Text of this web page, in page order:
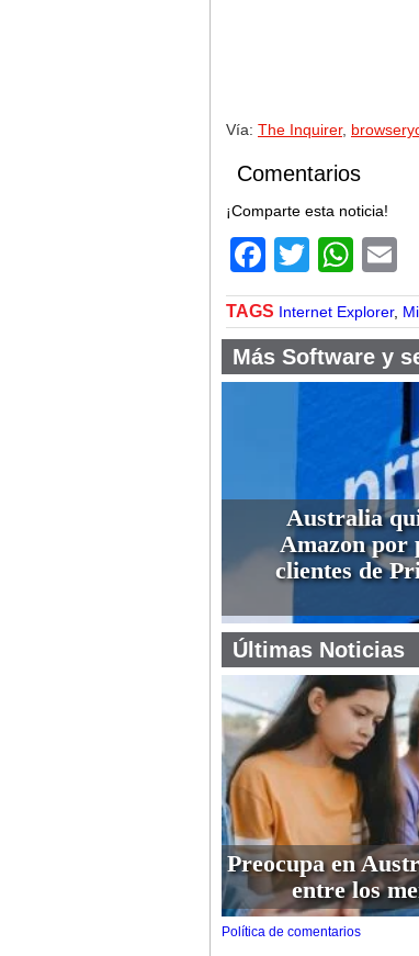
Vía: The Inquirer,
Comentarios
¡Comparte esta noticia!
Facebook
Twitter
TAGS Internet Explorer,
Más Software y
Australia
Amazon por
clientes de
Últimas Noticias
Preocupa en
entre los
Política de comentarios